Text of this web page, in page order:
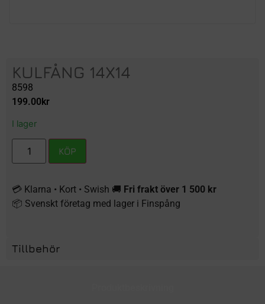
KULFÅNG 14X14
8598
199.00kr
I lager
KÖP
💳 Klarna • Kort • Swish 🚚 Fri frakt över 1 500 kr
📦 Svenskt företag med lager i Finspång
Tillbehör